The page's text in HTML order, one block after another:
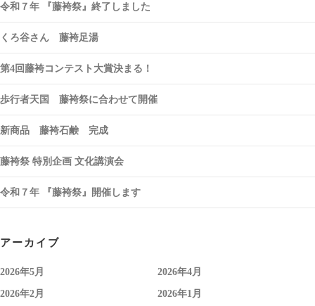
令和７年 『藤袴祭』終了しました
くろ谷さん 藤袴足湯
第4回藤袴コンテスト大賞決まる！
歩行者天国 藤袴祭に合わせて開催
新商品 藤袴石鹸 完成
藤袴祭 特別企画 文化講演会
令和７年 『藤袴祭』開催します
アーカイブ
2026年5月 2026年4月
2026年2月 2026年1月